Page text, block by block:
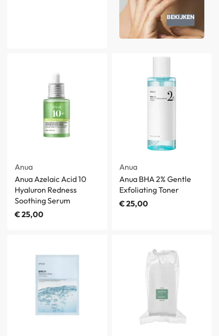
BEKIJKEN
Anua
Anua Azelaic Acid 10
Hyaluron Redness
Soothing Serum
€25,00
Anua
Anua BHA 2% Gentle
Exfoliating Toner
€25,00